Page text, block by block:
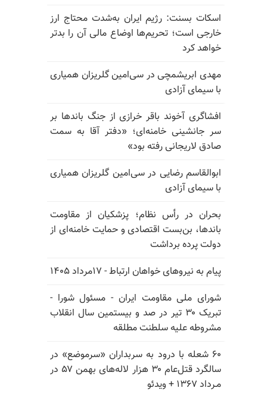
اسکات بسنت: رژیم ایران به‌شدت محتاج ارز
خارجی است؛ تحریم‌ها اوضاع مالی آن را بدتر
خواهد کرد
مهدی ابریشمچی در سی‌امین گلریزان همیاری
با سیمای آزادی
افشاگری آخوند باقر خرازی از جنگ باندها بر
سر جانشینی خامنه‌ای؛ «دفتر آقا به سمت
صادق لاریجانی رفته بود»
ابوالقاسم رضایی در سی‌امین گلریزان همیاری
با سیمای آزادی
بحران در رأس نظام؛ پزشکیان از مقاومت
باندها، بن‌بست اقتصادی و حمایت خامنه‌ای از
دولت پرده برداشت
پیام به نیروهای خواهان ارتباط - ۱۷مرداد ۱۴۰۵
شورای ملی مقاومت ایران - مسئول شورا -
تبریک ۳۰ تیر در صد و بیستمین سال انقلاب
مشروطه علیه سلطنت مطلقه
۶۰ شعله با درود به سربداران «سرموضع» در
سالگرد قتل‌عام ۳۰ هزار لاله‌های بهمن ۵۷ در
مـرداد ۱۳۶۷ + ویدئو